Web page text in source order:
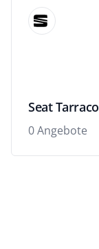
Seat Tarraco
0 Angebote